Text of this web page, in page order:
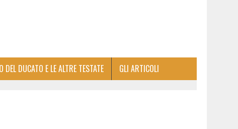
DEL DUCATO E LE ALTRE TESTATE GLI ARTICOLI